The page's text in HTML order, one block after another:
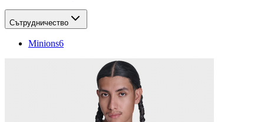
Сътрудничество
Minions6